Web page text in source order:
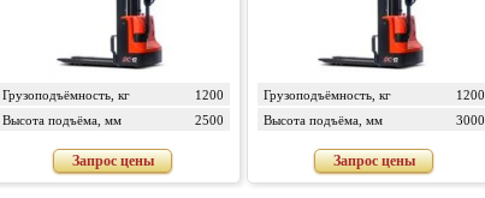
Грузоподъёмность, кг
1200
Высота подъёма, мм
2500
Запрос цены
Грузоподъёмность, кг
1200
Высота подъёма, мм
3000
Запрос цены